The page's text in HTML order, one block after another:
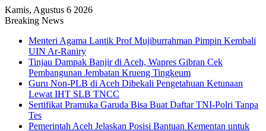
Kamis, Agustus 6 2026
Breaking News
Menteri Agama Lantik Prof Mujiburrahman Pimpin Kembali
UIN Ar-Raniry
Tinjau Dampak Banjir di Aceh, Wapres Gibran Cek
Pembangunan Jembatan Krueng Tingkeum
Guru Non-PLB di Aceh Dibekali Pengetahuan Ketunaan
Lewat IHT SLB TNCC
Sertifikat Pramuka Garuda Bisa Buat Daftar TNI-Polri Tanpa
Tes
Pemerintah Aceh Jelaskan Posisi Bantuan Kementan untuk